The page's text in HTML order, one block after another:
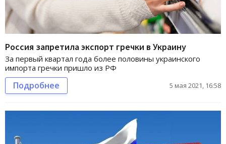
Россия запретила экспорт гречки в Украину
За первый квартал года более половины украинского
импорта гречки пришло из РФ
Подробнее 5 мая 2021, 16:58